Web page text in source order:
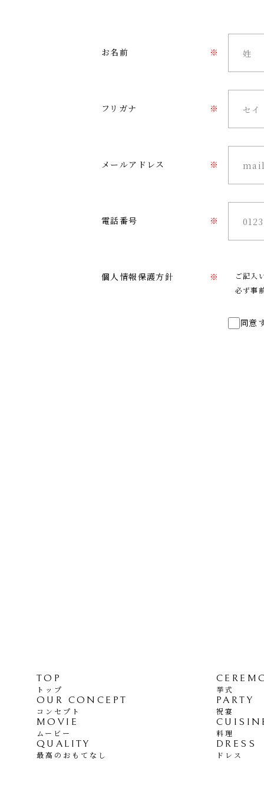
お名前 ※
フリガナ ※
メールアドレス ※
電話番号 ※
個人情報保護方針 ※
ご記入
必ず事
同意
TOP
トップ
OUR CONCEPT
コンセプト
MOVIE
ムービー
QUALITY
最高のおもてなし
挙式
PARTY
祝宴
料理
DRESS
ドレス